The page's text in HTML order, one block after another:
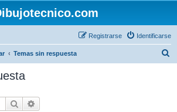
Identificarse
Registrarse
Temas sin respuesta
Buscar